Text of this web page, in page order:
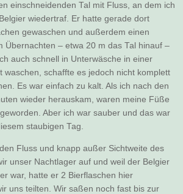
einschneidenden Tal mit Fluss, an dem ich
wiedertraf. Er hatte gerade dort
gewaschen und außerdem einen
Übernachten – etwa 20 m das Tal hinauf –
auch schnell in Unterwäsche in einer
waschen, schaffte es jedoch nicht komplett
Es war einfach zu kalt. Als ich nach den
wieder herauskam, waren meine Füße
Aber ich war sauber und das war
staubigen Tag.
Fluss und knapp außer Sichtweite des
unser Nachtlager auf und weil der Belgier
war, hatte er 2 Bierflaschen hier
uns teilten. Wir saßen noch fast bis zur